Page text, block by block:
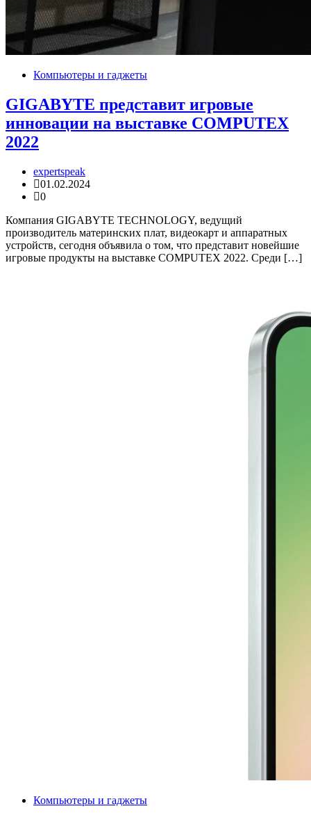
Компьютеры и гаджеты
GIGABYTE представит игровые
инновации на выставке COMPUTEX
2022
expertspeak
01.02.2024
0
Компания GIGABYTE TECHNOLOGY, ведущий
производитель материнских плат, видеокарт и аппаратных
устройств, сегодня объявила о том, что представит новейшие
игровые продукты на выставке COMPUTEX 2022. Среди […]
Компьютеры и гаджеты